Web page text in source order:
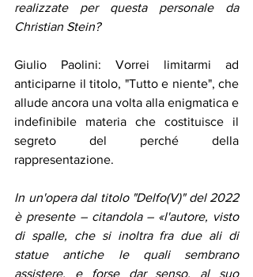
realizzate per questa personale da
Christian Stein?
Giulio Paolini: Vorrei limitarmi ad
anticiparne il titolo, "Tutto e niente", che
allude ancora una volta alla enigmatica e
indefinibile materia che costituisce il
segreto del perché della
rappresentazione.
In un'opera dal titolo "Delfo(V)" del 2022
è presente – citandola – «l'autore, visto
di spalle, che si inoltra fra due ali di
statue antiche le quali sembrano
assistere, e forse dar senso, al suo